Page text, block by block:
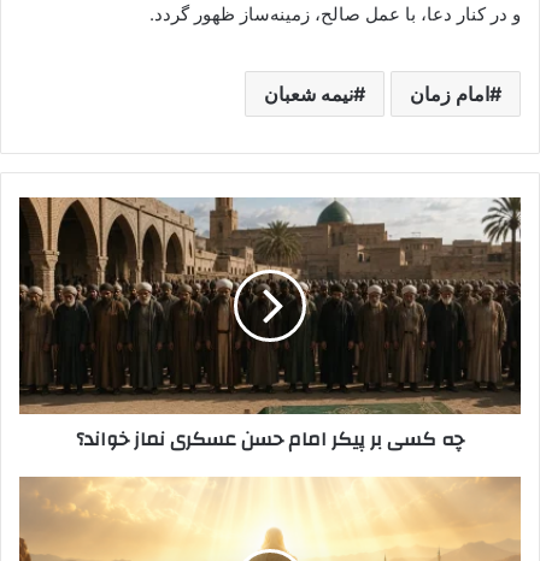
و در کنار دعا، با عمل صالح، زمینه‌ساز ظهور گردد.
امام زمان نیمه شعبان
چه
کسی
بر
پیکر
امام
حسن
عسکری
نماز
خواند؟
چه کسی بر پیکر امام حسن عسکری نماز خواند؟
خاتمیت
اسلام: